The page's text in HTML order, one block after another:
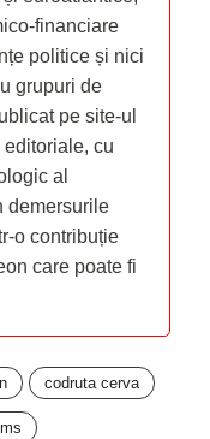
financiare
politice și nici
grupuri de
pe site-ul
cu
al
demersurile
o contribuție
care poate fi
codruta cerva
ms